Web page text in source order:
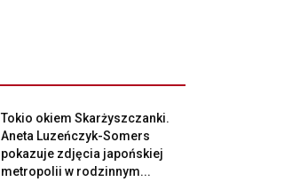
Tokio okiem Skarżyszczanki.
Aneta Luzeńczyk-Somers
pokazuje zdjęcia japońskiej
metropolii w rodzinnym...